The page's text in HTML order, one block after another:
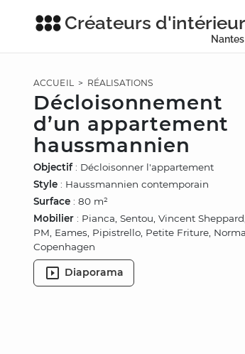
Créateurs d'intérieur
Nantes
ACCUEIL> RÉALISATIONS
Décloisonnement
d’un appartement
haussmannien
Objectif: Décloisonner l'appartement
Style : Haussmannien contemporain
Surface : 80 m²
Mobilier : Pianca, Sentou, Vincent
PM, Eames, Pipistrello, Petite Friture,
Copenhagen
Diaporama